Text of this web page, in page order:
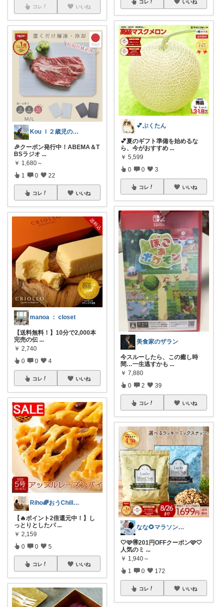
コレ いいね
Kou ｌ２歳児のパパ👨
🎉クーポン発行中！ABEMA＆T
BSラジオ ...
￥ 1,680～
1 0 22
コレ いいね
manoa ： closet
【送料無料！】10分で2,000本
完売の伝 ...
￥ 2,740
0 0 4
コレ いいね
Riho🌈おうChill★グッズ
【🔥ポイント2倍還元中！】し
っとりとしたパ ...
￥ 2,159
0 0 5
コレ いいね
コレ いいね
💕ぷくたん
💕夏のギフト準備を始めるな
ら、今がおすすめ ...
￥ 5,599
0 0 3
コレ いいね
美食家のザラン
今スルーしたら、この癒し時
間…一生逃すかも ...
￥ 7,880
0 2 39
コレ いいね
なな🌻マラソンまとめコレ作成中✨️
🤍🩷🉐201円OFFクーポン🩷🤍
人気のミ ...
￥ 1,940～
1 0 172
コレ いいね